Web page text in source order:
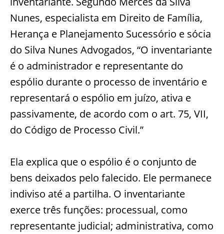
Nunes, especialista em Direito de Família,
Herança e Planejamento Sucessório e sócia
do Silva Nunes Advogados, “O inventariante
é o administrador e representante do
espólio durante o processo de inventário e
representará o espólio em juízo, ativa e
passivamente, de acordo com o art. 75, VII,
do Código de Processo Civil.”
Ela explica que o espólio é o conjunto de
bens deixados pelo falecido. Ele permanece
indiviso até a partilha. O inventariante
exerce três funções: processual, como
representante judicial; administrativa, como